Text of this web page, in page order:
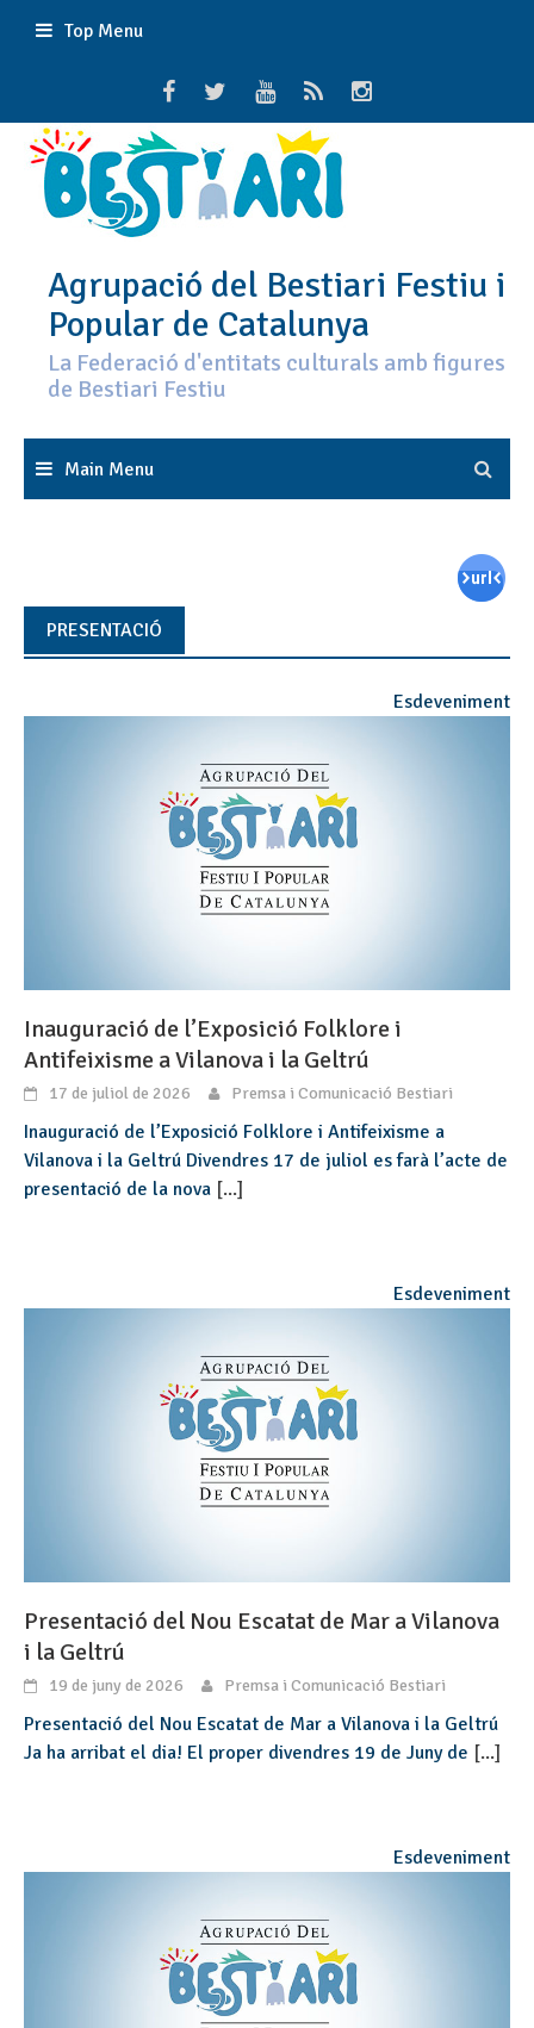
Top Menu
Agrupació del Bestiari Festiu i
Popular de Catalunya
La Federació d'entitats culturals amb figures
de Bestiari Festiu
Main Menu
PRESENTACIÓ
Esdeveniment
Inauguració de l’Exposició Folklore i
Antifeixisme a Vilanova i la Geltrú
17 de juliol de 2026 Premsa i Comunicació Bestiari
Inauguració de l’Exposició Folklore i Antifeixisme a
Vilanova i la Geltrú Divendres 17 de juliol es farà l’acte de
presentació de la nova [...]
Esdeveniment
Presentació del Nou Escatat de Mar a Vilanova
i la Geltrú
19 de juny de 2026 Premsa i Comunicació Bestiari
Presentació del Nou Escatat de Mar a Vilanova i la Geltrú
Ja ha arribat el dia! El proper divendres 19 de Juny de [...]
Esdeveniment